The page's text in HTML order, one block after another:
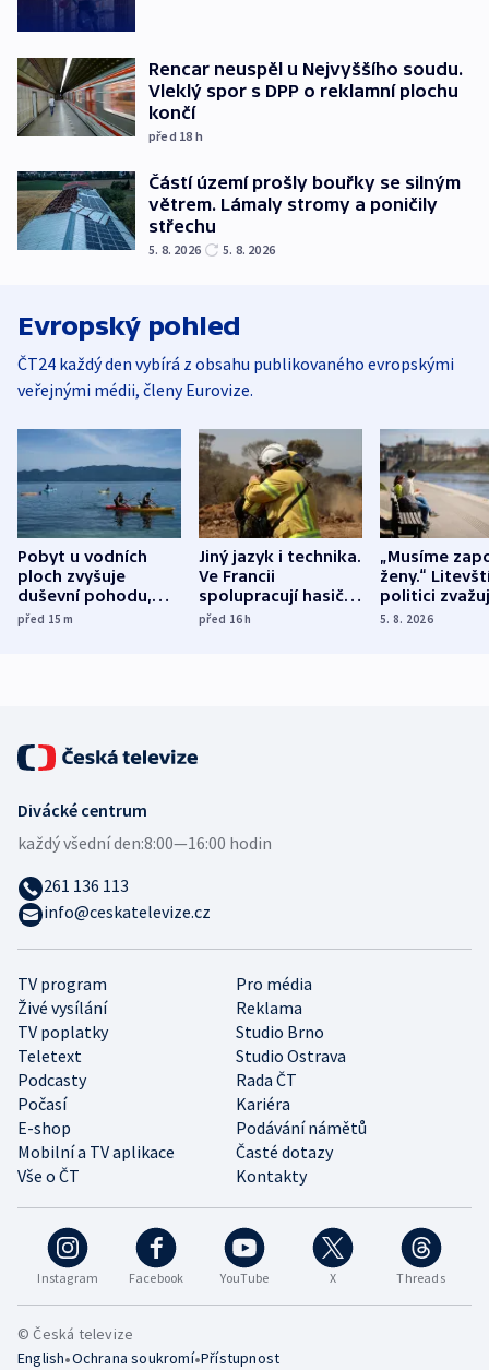
Rencar neuspěl u Nejvyššího soudu.
Vleklý spor s DPP o reklamní plochu
končí
před 18 h
Částí území prošly bouřky se silným
větrem. Lámaly stromy a poničily
střechu
5. 8. 2026 5. 8. 2026
Evropský pohled
ČT24 každý den vybírá z obsahu publikovaného evropskými
veřejnými médii, členy Eurovize.
Pobyt u vodních
ploch zvyšuje
duševní pohodu,
ukázala
před 15m
Jiný jazyk i technika.
Ve Francii
spolupracují hasiči z
různých zemí
před 16h
„Musíme
ženy.“
politici
dohodu o
5. 8. 2026
Instagram Facebook YouTube X Threads
TV program
Pro média
Živé vysílání
Reklama
TV poplatky
Studio Brno
Teletext
Studio Ostrava
Podcasty
Rada ČT
Počasí
Kariéra
E-shop
Podávání námětů
Mobilní a TV aplikace
Časté dotazy
Vše o ČT
Kontakty
Divácké centrum
každý všední den:8:00—16:00 hodin
261 136 113
info@ceskatelevize.cz
© Česká televize
English•Ochrana soukromí•Přístupnost